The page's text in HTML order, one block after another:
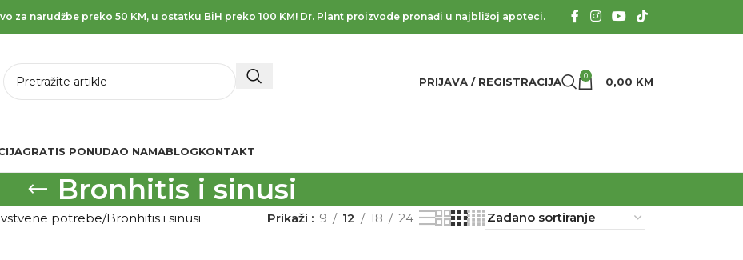
za narudžbe preko 50 KM, u ostatku BiH preko 100 KM! Dr. Plant proizvode pronađi u najbližoj apoteci.
PRIJAVA / REGISTRACIJA 0 0,00 KM
GRATIS PONUDAO NAMABLOGKONTAKT
Bronhitis i sinusi
potrebe Bronhitis i sinusi Prikaži 9 12 18 24